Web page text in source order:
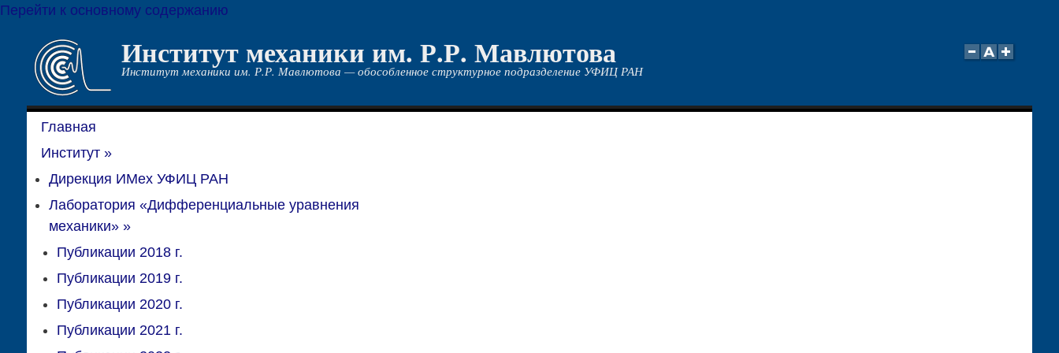
Перейти к основному содержанию
Институт механики им. Р.Р. Мавлютова
Институт механики им. Р.Р. Мавлютова — обособленное структурное подразделение УФИЦ РАН
Главная
Институт»
Дирекция ИМех УФИЦ РАН
Лаборатория «Дифференциальные уравнения
механики»»
Публикации 2018 г.
Публикации 2019 г.
Публикации 2020 г.
Публикации 2021 г.